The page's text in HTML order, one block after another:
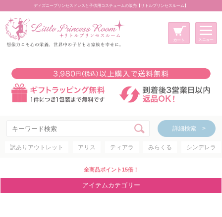
ディズニープリンセスドレスと子供用コスチュームの販売【リトルプリンセスルーム】
詳細検索 >
訳ありアウトレット アリス ティアラ みらくる シンデレラ
全商品ポイント15倍！
アイテムカテゴリー
新規会員登録
マイページ
カート
詳細検索 >
アイテムカテゴリー
ディズニープリンセス
ディズニキャラクター